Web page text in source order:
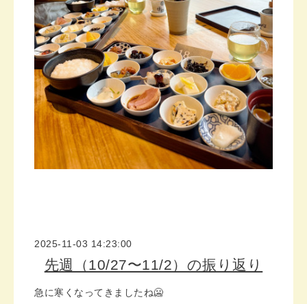
2025-11-03 14:23:00
先週（10/27〜11/2）の振り返り
急に寒くなってきましたね🥶